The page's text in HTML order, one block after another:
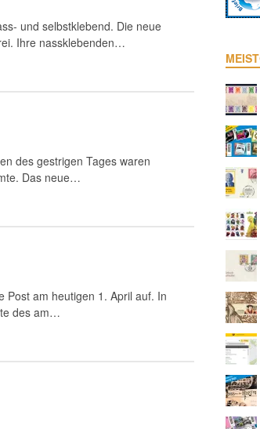
und selbstklebend. Die neue
Ihre nassklebenden…
des gestrigen Tages waren
Das neue…
Post am heutigen 1. April auf. In
des am…